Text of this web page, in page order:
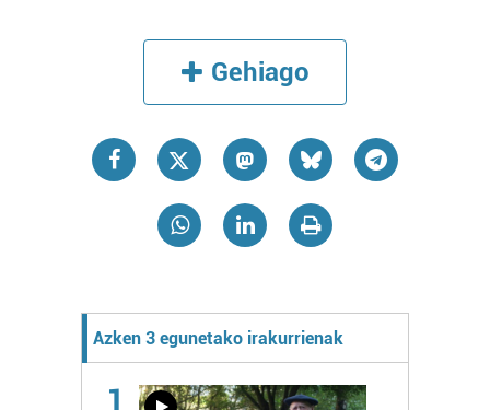
Gehiago
Azken 3 egunetako irakurrienak
1